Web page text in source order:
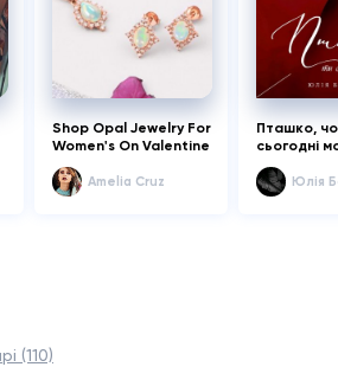
Shop Opal Jewelry For
Women's On Valentine
ExportsAmelia Cruz
Пташко,
сьогодні
Юлія
(110)